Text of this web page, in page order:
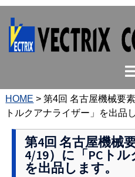
ス
キ
ト
ル
メ
ュ
ー
HOME >第4回 名古屋機械要
トルクアナライザー」を出品
第4回 名古屋機械
4/19）に「PCトル
を出品します。